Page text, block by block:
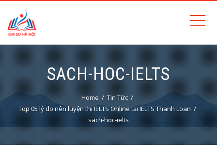
SACH-HOC-IELTS
Home
Tin Tức
Top 05 lý do nên luyện thi IELTS Online tại IELTS Thanh Loan
sach-hoc-ielts